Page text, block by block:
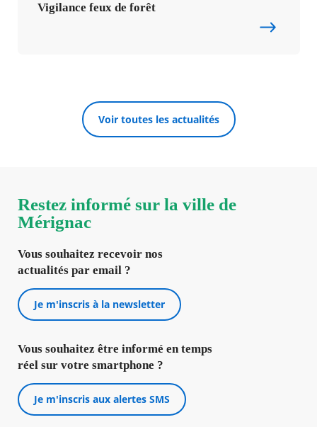
Vigilance feux de forêt
Voir toutes les actualités
Restez informé sur la ville de
Mérignac
Vous souhaitez recevoir nos
actualités par email ?
Je m'inscris à la newsletter
Vous souhaitez être informé en temps
réel sur votre smartphone ?
Je m'inscris aux alertes SMS